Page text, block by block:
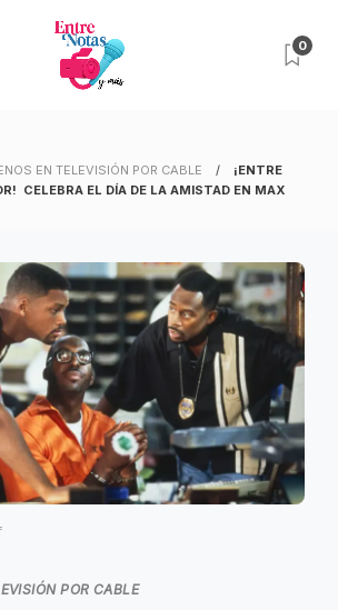
0
EN TELEVISIÓN POR CABLE
¡ENTRE
CELEBRA EL DÍA DE LA AMISTAD EN MAX
POR CABLE